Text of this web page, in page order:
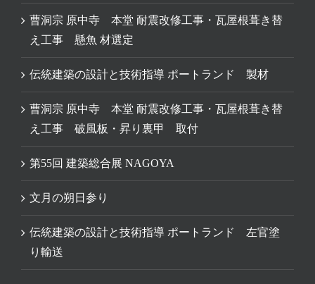
曹洞宗 原中寺 本堂 耐震改修工事・瓦屋根葺き替
え工事 懸魚 材選定
伝統建築の設計と技術指導 ポートランド 製材
曹洞宗 原中寺 本堂 耐震改修工事・瓦屋根葺き替
え工事 破風板・昇り裏甲 取付
第55回 建築総合展 NAGOYA
文月の朔日参り
伝統建築の設計と技術指導 ポートランド 左官塗
り輸送